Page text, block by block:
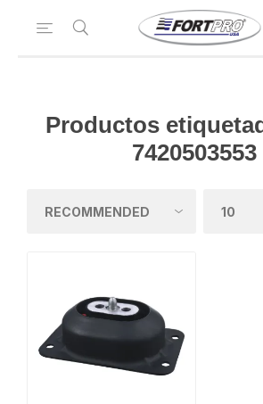
Productos
7420503553